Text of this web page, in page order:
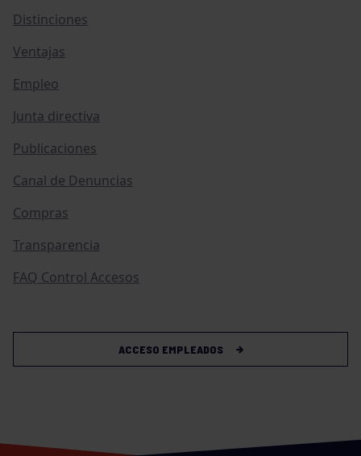
Distinciones
Ventajas
Empleo
Junta directiva
Publicaciones
Canal de Denuncias
Compras
Transparencia
FAQ Control Accesos
ACCESO EMPLEADOS